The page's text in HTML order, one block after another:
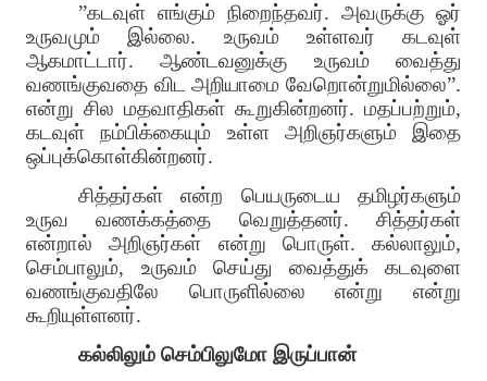
”கடவுள் எங்கும் நிறைந்தவர். அவருக்கு ஓர்
உருவமும் இல்லை. உருவம் உள்ளவர் கடவுள்
ஆகமாட்டார். ஆண்டவனுக்கு உருவம் வைத்து
வணங்குவதை விட அறியாமை வேறொன்றுமில்லை”.
என்று சில மதவாதிகள் கூறுகின்றனர். மதப்பற்றும்,
கடவுள் நம்பிக்கையும் உள்ள அறிஞர்களும் இதை
ஒப்புக்கொள்கின்றனர்.
சித்தர்கள் என்ற பெயருடைய தமிழர்களும்
உருவ வணக்கத்தை வெறுத்தனர். சித்தர்கள்
என்றால் அறிஞர்கள் என்று பொருள். கல்லாலும்,
செம்பாலும், உருவம் செய்து வைத்துக் கடவுளை
வணங்குவதிலே பொருளில்லை என்று என்று
கூறியுள்ளனர்.
கல்லிலும் செம்பிலுமோ இருப்பான்